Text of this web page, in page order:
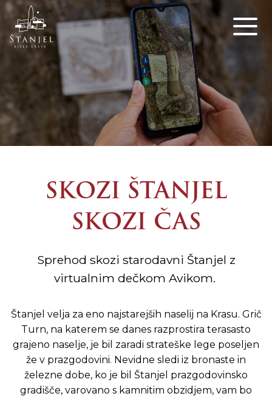
SKOZI ŠTANJEL
SKOZI ČAS
Sprehod skozi starodavni Štanjel z
virtualnim dečkom Avikom.
Štanjel velja za eno najstarejših naselij na Krasu. Grič
Turn, na katerem se danes razprostira terasasto
grajeno naselje, je bil zaradi strateške lege poseljen
že v prazgodovini. Nevidne sledi iz bronaste in
železne dobe, ko je bil Štanjel prazgodovinsko
gradišče, varovano s kamnitim obzidjem, vam bo